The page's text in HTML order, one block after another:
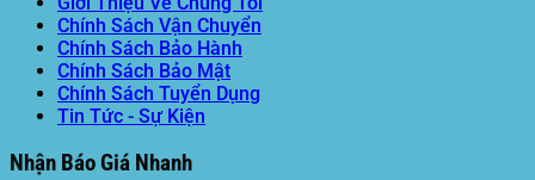
Chính Sách Vận Chuyển
Chính Sách Bảo Hành
Chính Sách Bảo Mật
Chính Sách Tuyển Dụng
Tin Tức - Sự Kiện
Nhận Báo Giá Nhanh